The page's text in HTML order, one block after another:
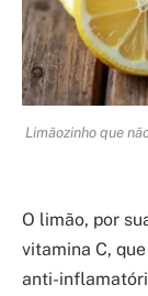
Limãozinho que
O limão, por
vitamina C,
anti-